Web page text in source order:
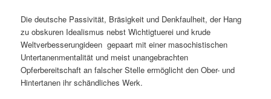
Die deutsche Passivität, Bräsigkeit und Denkfaulheit, der Hang
zu obskuren Idealismus nebst Wichtigtuerei und krude
Weltverbesserungideen gepaart mit einer masochistischen
Untertanenmentalität und meist unangebrachten
Opferbereitschaft an falscher Stelle ermöglicht den Ober- und
Hintertanen ihr schändliches Werk.